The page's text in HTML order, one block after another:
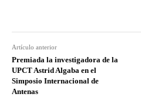
Artículo anterior
Premiada la investigadora de la
UPCT Astrid Algaba en el
Simposio Internacional de
Antenas